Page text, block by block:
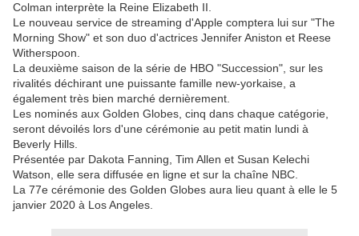
Colman interprète la Reine Elizabeth II.
Le nouveau service de streaming d'Apple comptera lui sur "The
Morning Show" et son duo d'actrices Jennifer Aniston et Reese
Witherspoon.
La deuxième saison de la série de HBO "Succession", sur les
rivalités déchirant une puissante famille new-yorkaise, a
également très bien marché dernièrement.
Les nominés aux Golden Globes, cinq dans chaque catégorie,
seront dévoilés lors d'une cérémonie au petit matin lundi à
Beverly Hills.
Présentée par Dakota Fanning, Tim Allen et Susan Kelechi
Watson, elle sera diffusée en ligne et sur la chaîne NBC.
La 77e cérémonie des Golden Globes aura lieu quant à elle le 5
janvier 2020 à Los Angeles.